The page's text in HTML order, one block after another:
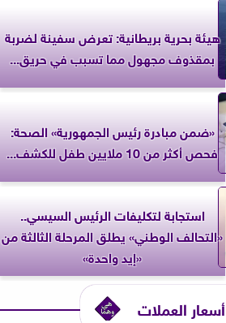
‎هيئة بحرية بريطانية: تعرض سفينة لضربة
بمقذوف مجهول مما تسبب في حريق...
«ضمن مبادرة رئيس الجمهورية» الصحة:
فحص أكثر من 10 ملايين طفل للكشف...
استجابة لتكليفات الرئيس السيسي..
«التحالف الوطني» يطلق المرحلة الثالثة من
«إيد واحدة»
أسعار العملات